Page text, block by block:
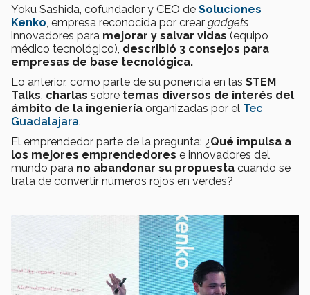
Yoku Sashida, cofundador y CEO de Soluciones
Kenko , empresa reconocida por crear gadgets
innovadores para mejorar y salvar vidas (equipo
médico tecnológico), describió 3 consejos para
empresas de base tecnológica.
Lo anterior, como parte de su ponencia en las STEM
Talks charlas sobre temas diversos de interés del
ámbito de la ingeniería organizadas por el Tec
Guadalajara.
El emprendedor parte de la pregunta: ¿Qué impulsa a
los mejores emprendedores e innovadores del
mundo para no abandonar su propuesta cuando se
trata de convertir números rojos en verdes?